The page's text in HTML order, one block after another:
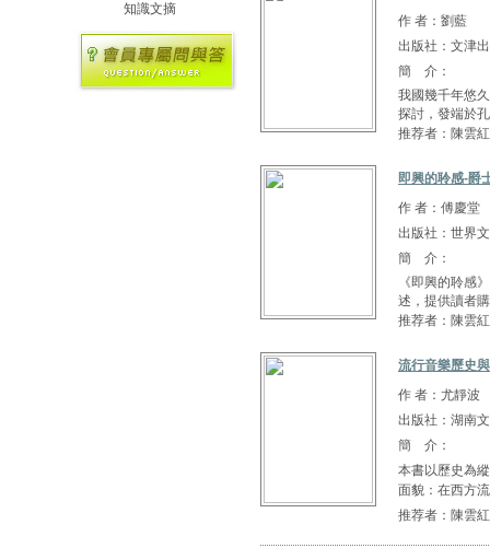
知識文摘
作 者：劉藍
出版社：文津
簡 介：
我國幾千年悠
探討，發端於
推荐者：陳雲紅
即興的聆感-爵
作 者：傅慶堂
出版社：世界
簡 介：
《即興的聆感
述，提供讀者
推荐者：陳雲紅
流行音樂歷史
作 者：尤靜波
出版社：湖南
簡 介：
本書以歷史為
面貌：在西方
推荐者：陳雲紅